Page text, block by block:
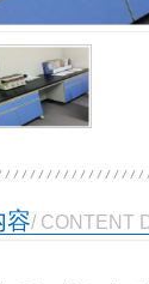
容/ CONTENT